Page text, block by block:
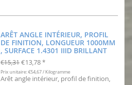
ARÊT ANGLE INTÉRIEUR, PROFIL
DE FINITION, LONGUEUR 1000MM
, SURFACE 1.4301 IIID BRILLANT
€15,31 €13,78 *
Prix unitaire: €54,67 / Kilogramme
Arêt angle intérieur, profil de finition,